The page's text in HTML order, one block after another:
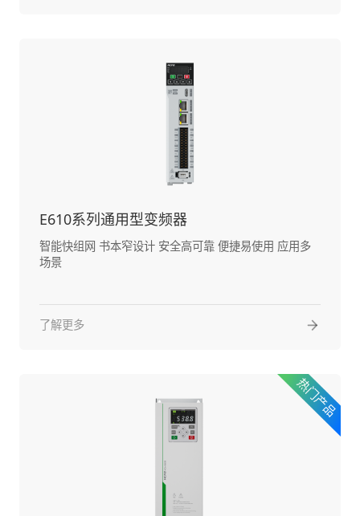
E610系列通用型变频器
智能快组网 书本窄设计 安全高可靠 便捷易使用 应用多
场景
了解更多